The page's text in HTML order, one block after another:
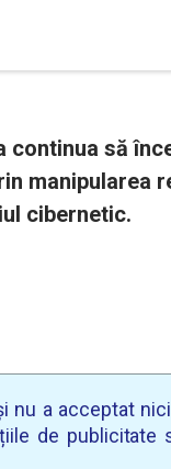
continua să
manipularea
cibernetic.
nu a acceptat
de publicitate